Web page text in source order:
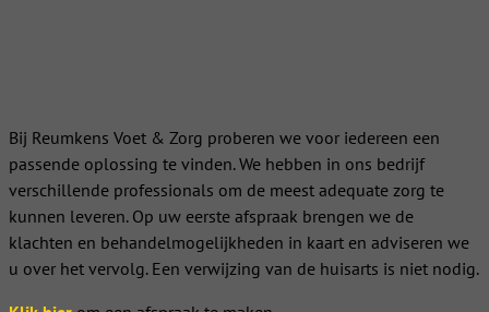
Bij Reumkens Voet & Zorg proberen we voor iedereen een
passende oplossing te vinden. We hebben in ons bedrijf
verschillende professionals om de meest adequate zorg te
kunnen leveren. Op uw eerste afspraak brengen we de
klachten en behandelmogelijkheden in kaart en adviseren we
u over het vervolg. Een verwijzing van de huisarts is niet nodig.